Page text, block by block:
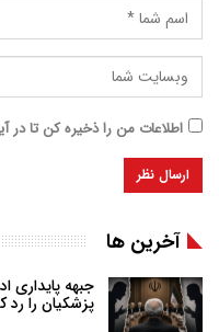
اطلاعات من را ذخیره کن تا در
آخرین ها
جبهه پایداری
پزشکیان را رد